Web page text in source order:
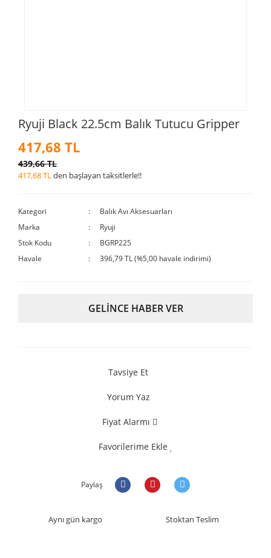
Ryuji Black 22.5cm Balık Tutucu Gripper
417,68 TL
439,66 TL
417,68 TLden başlayan taksitlerle!!
Kategori
Balık Avı Aksesuarları
Marka
Ryuji
Stok Kodu
BGRP225
Havale
396,79 TL (%5,00 havale indirimi)
GELİNCE HABER VER
Tavsiye Et
Yorum Yaz
Fiyat Alarmı
Favorilerime Ekle
Paylaş
Aynı gün kargo Stoktan Teslim